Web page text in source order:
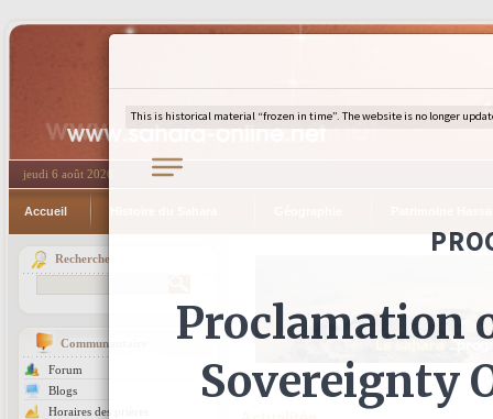
jeudi 6 août 2026
Accueil
Recherche
Communautaire
Forum
Blogs
Horaires des prières